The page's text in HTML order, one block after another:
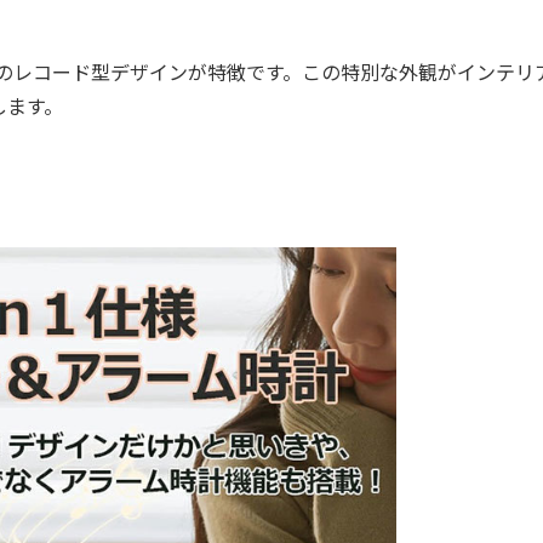
コード型デザインが特徴です。この特別な外観がインテリ
す。